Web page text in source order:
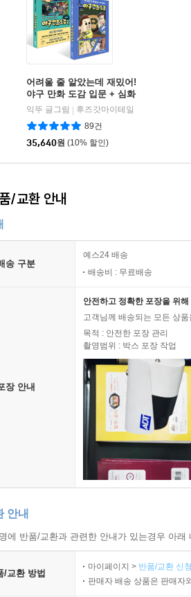
어려울 줄 알았는데 재밌어!
야구 만화 도감 입문 + 심화
편 세트
익뚜 글그림
후즈갓마이테일
89건
35,640원 (10% 할인)
/교환 안내
송 구분
예스24 배송
배송비 : 무료배송
장 안내
안전하고 정확한 포장을 위
고객님께 배송되는 모든 상
목적 : 안전한 포장 관리
촬영범위 : 박스 포장 작업
안내
에 반품/교환과 관련한 안내가 있는경우 아
/교환 방법
마이페이지 > 반품/교환 신
판매자 배송 상품은 판매자